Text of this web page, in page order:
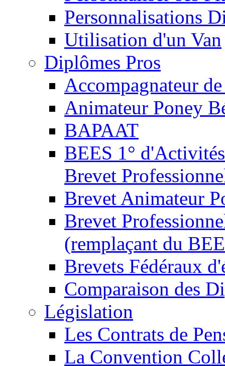
Personnalisations
Utilisation d'un Van
Diplômes Pros
Accompagnateur
Animateur Poney
BAPAAT
BEES 1°
Brevet
Brevet Animateur
Brevet
(remplaçant du
Brevets Fédéraux
Comparaison des
Législation
Les Contrats de
La Convention